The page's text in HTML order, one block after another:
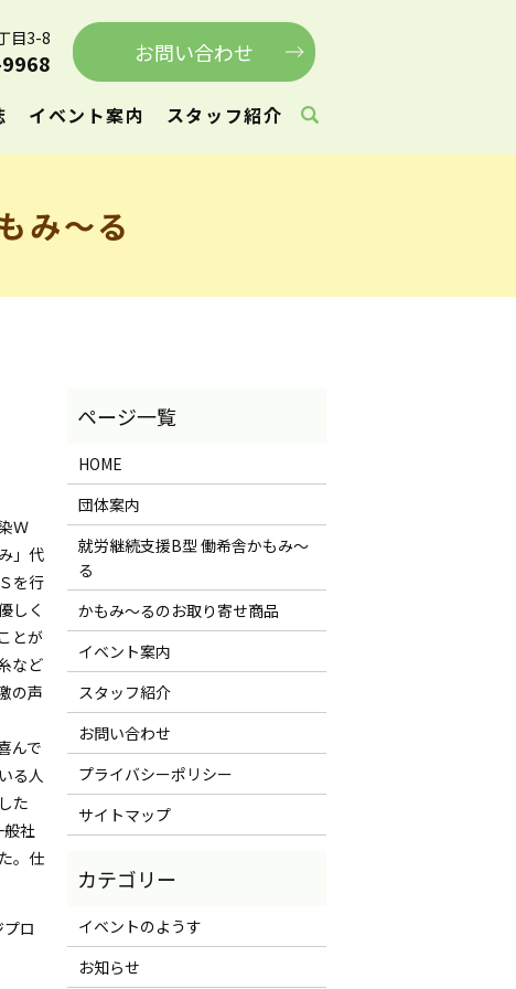
イベント案内 スタッフ紹介
目3-8 お問い合わせ
み～る
Ｗ
」代
を行
しく
とが
など
の声
んで
る人
た
社
。仕
ロ
HOME
団体案内
就労継続支援B型 働希舎かもみ～
る
かもみ～るのお取り寄せ商品
イベント案内
スタッフ紹介
お問い合わせ
プライバシーポリシー
サイトマップ
イベントのようす
お知らせ